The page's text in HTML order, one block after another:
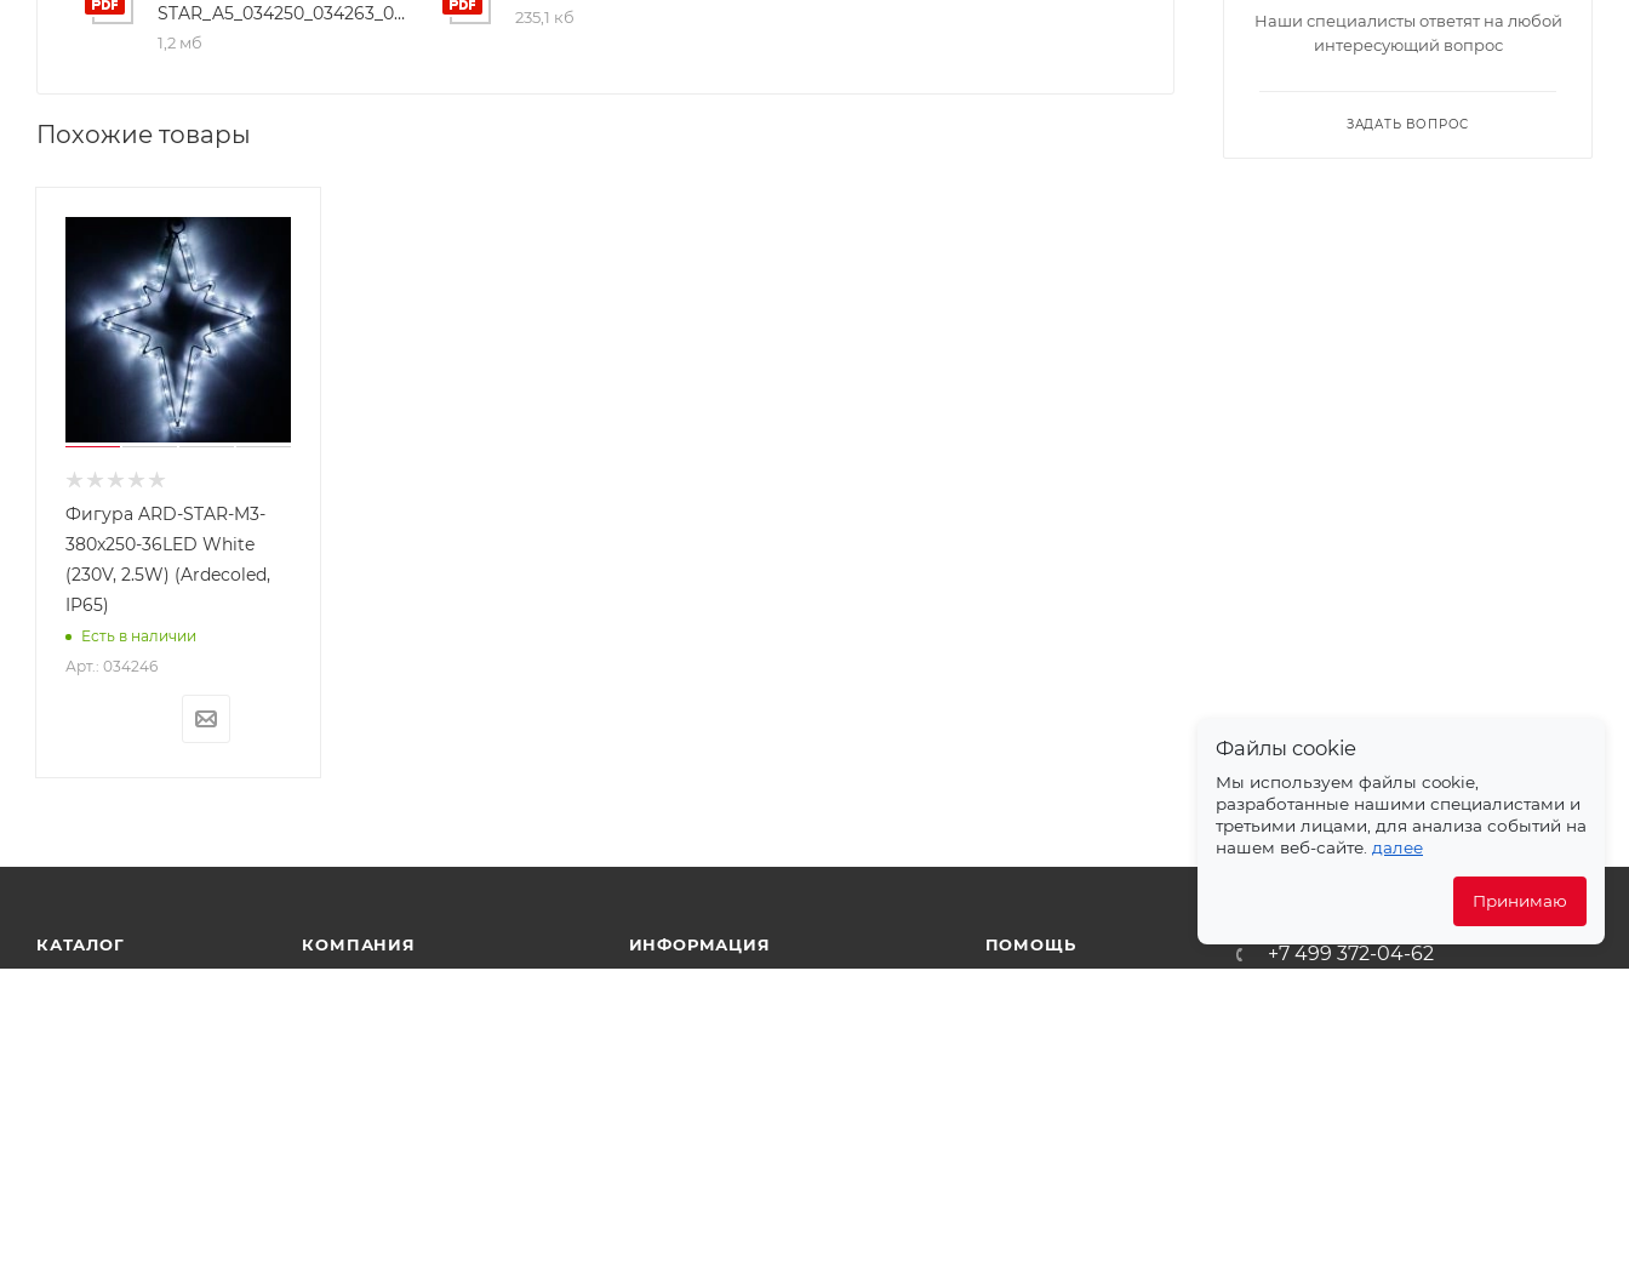
STAR_A5_034250_034263_025312_034248_025313_034247_025314_034246.pdf
1,2 мб
235,1 кб
Похожие товары
Фигура ARD-STAR-M3-
380x250-36LED White
(230V, 2.5W) (Ardecoled,
IP65)
Есть в наличии
Арт.: 034246
Наши специалисты ответят на любой
интересующий вопрос
ЗАДАТЬ ВОПРОС
КАТАЛОГ КОМПАНИЯ ИНФОРМАЦИЯ ПОМОЩЬ +7 499 372-04-62
Файлы cookie
Мы используем файлы cookie,
разработанные нашими специалистами и
третьими лицами, для анализа событий на
нашем веб-сайте. далее
Принимаю